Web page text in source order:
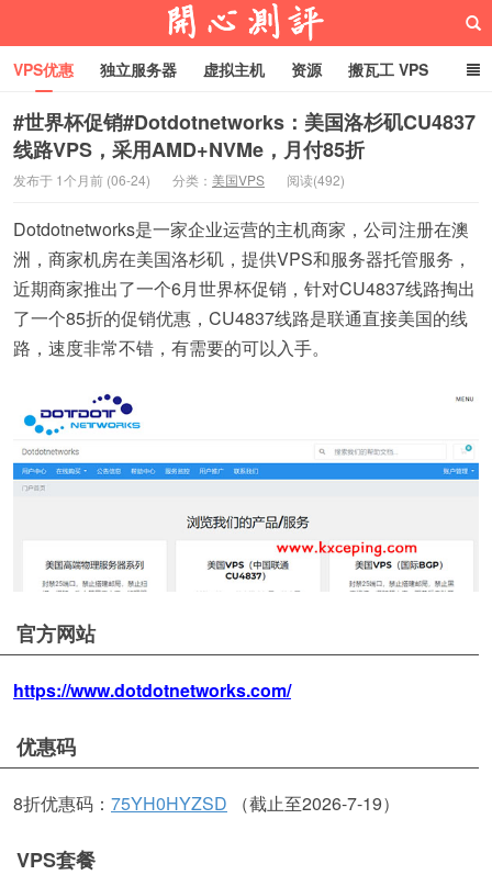
开心VPS测评
VPS优惠 独立服务器 虚拟主机 资源 搬瓦工 VPS
折腾VPS 真实测评 Hostloc趣闻 域名
RackNerd促销套餐
#世界杯促销#Dotdotnetworks：美国洛杉矶CU4837
线路VPS，采用AMD+NVMe，月付85折
发布于 1个月前 (06-24) 分类： 美国VPS 阅读(492)
Dotdotnetworks是一家企业运营的主机商家，公司注册在澳
洲，商家机房在美国洛杉矶，提供VPS和服务器托管服务，
近期商家推出了一个6月世界杯促销，针对CU4837线路掏出
了一个85折的促销优惠，CU4837线路是联通直接美国的线
路，速度非常不错，有需要的可以入手。
官方网站
https://www.dotdotnetworks.com/
优惠码
8折优惠码： 75YH0HYZSD （截止至2026-7-19）
VPS套餐